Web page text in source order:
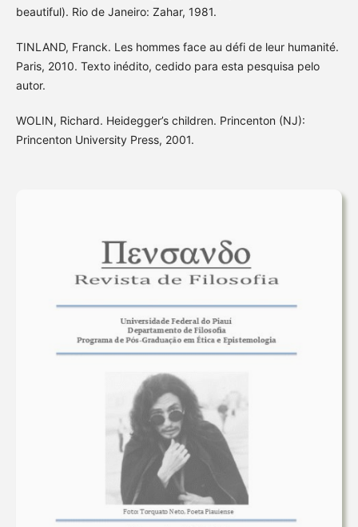
beautiful). Rio de Janeiro: Zahar, 1981.
TINLAND, Franck. Les hommes face au défi de leur humanité.
Paris, 2010. Texto inédito, cedido para esta pesquisa pelo
autor.
WOLIN, Richard. Heidegger’s children. Princenton (NJ):
Princenton University Press, 2001.